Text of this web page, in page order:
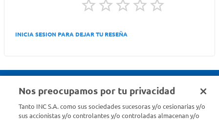
INICIA SESION PARA DEJAR TU RESEÑA
Nos preocupamos por tu privacidad
Tanto INC S.A. como sus sociedades sucesoras y/o cesionarias y/o
sus accionistas y/o controlantes y/o controladas almacenan y/o